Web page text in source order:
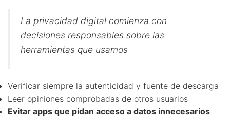
La privacidad digital comienza con
decisiones responsables sobre las
herramientas que usamos
Verificar siempre la autenticidad y fuente de descarga
Leer opiniones comprobadas de otros usuarios
Evitar apps que pidan acceso a datos innecesarios